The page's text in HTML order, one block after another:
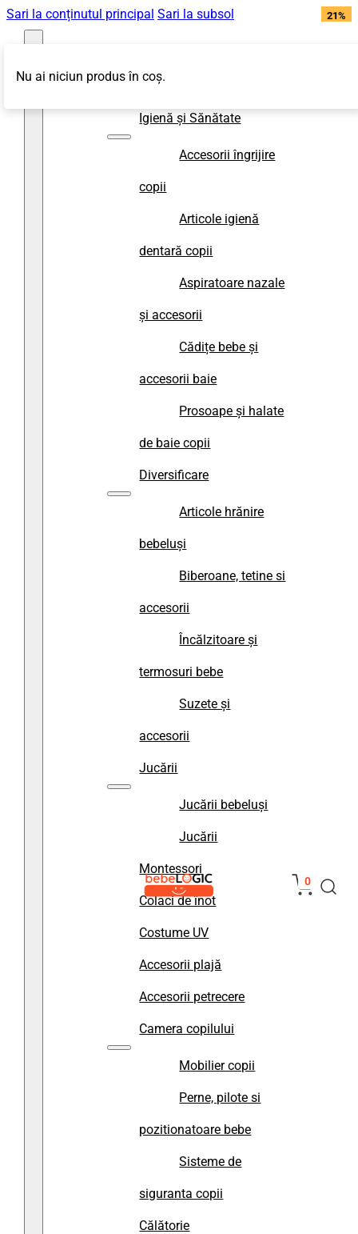
Sari la conținutul principal Sari la subsol
Igienă și Sănătate
Accesorii îngrijire
copii
Articole igienă
dentară copii
Aspiratoare nazale
și accesorii
Cădițe bebe și
accesorii baie
Prosoape și halate
de baie copii
Diversificare
Articole hrănire
bebeluși
Biberoane, tetine si
accesorii
Încălzitoare și
termosuri bebe
Suzete și
accesorii
Jucării
Jucării bebeluși
Jucării
Montessori
Colaci de înot
Costume UV
Accesorii plajă
Accesorii petrecere
Camera copilului
Mobilier copii
Perne, pilote si
pozitionatoare bebe
Sisteme de
siguranta copii
Călătorie
0
Nu ai niciun produs în coș.
22%
21%